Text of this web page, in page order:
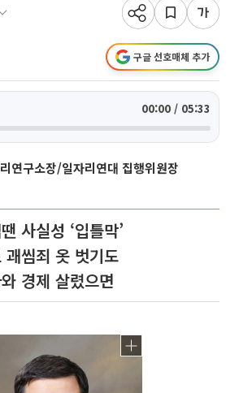
구글 선호매체 추가
00:00 / 05:33
연구소장/일자리연대 집행위원장
사실성 ‘입틀막’
괘씸죄 옷 벗기도
경제 살렸으면